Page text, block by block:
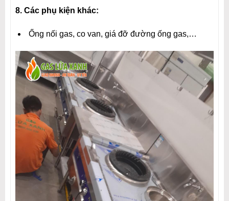
8. Các phụ kiện khác:
Ống nối gas, co van, giá đỡ đường ống gas,…